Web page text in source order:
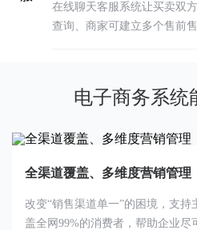
在线聊天客服系统让买卖双
查询、商家可建立多个售前
电子商务系统
全渠道覆盖、多维度营销管理
改变“销售渠道单一”的困境，支
盖全网99%的消费者，帮助企业尽